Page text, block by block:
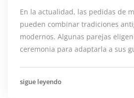
En la actualidad, las pedidas de
pueden combinar tradiciones
modernos. Algunas parejas
ceremonia para adaptarla a sus
sigue leyendo